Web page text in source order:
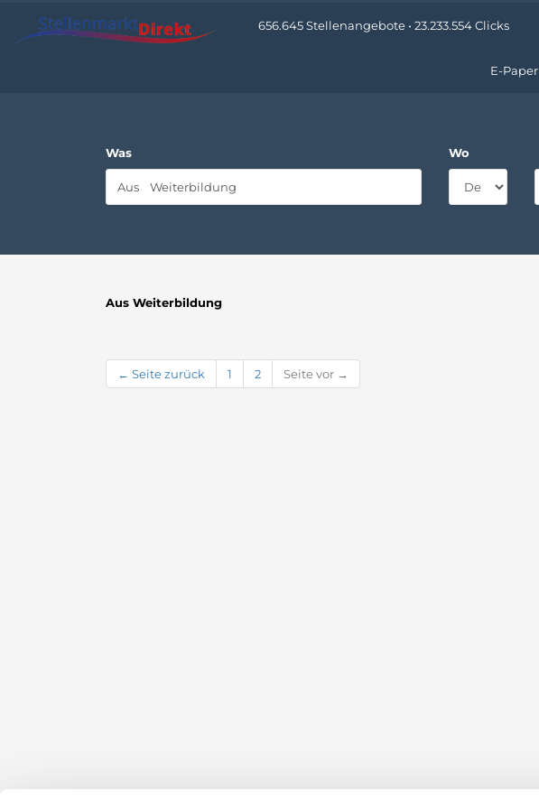
656.645 Stellenangebote • 23.233.554 Clicks
E-Paper
Was Wo
Aus Weiterbildung
← Seite zurück 1 2 Seite vor →